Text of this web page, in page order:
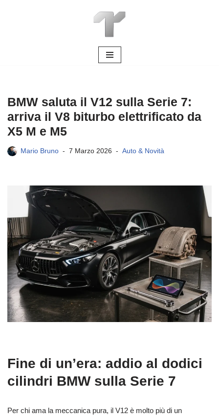
BMW saluta il V12 sulla Serie 7:
arriva il V8 biturbo elettrificato da
X5 M e M5
Mario Bruno 7 Marzo 2026 Auto & Novità
Fine di un’era: addio al dodici
cilindri BMW sulla Serie 7
Per chi ama la meccanica pura, il V12 è molto più di un